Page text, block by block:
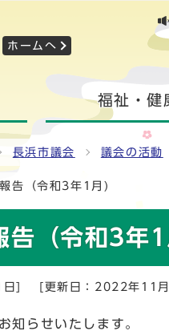
ホームへ
福祉・健
長浜市議会 議会の活動
告（令和3年1月)
告（令和3年
] [更新日：2022年11
知らせいたします。